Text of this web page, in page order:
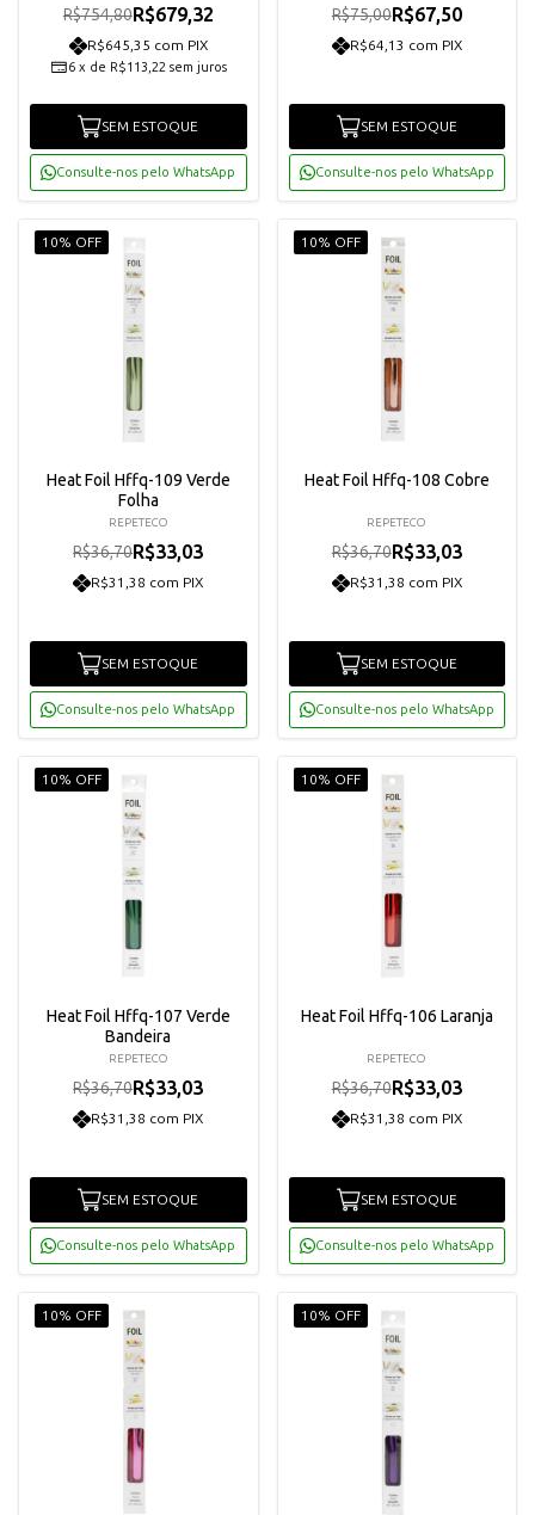
R$754,80R$679,32
R$645,35 com PIX
6 x de R$113,22 sem juros
SEM ESTOQUE
Consulte-nos pelo WhatsApp
R$75,00R$67,50
R$64,13 com PIX
SEM ESTOQUE
Consulte-nos pelo WhatsApp
10% OFF
Heat Foil Hffq-109 Verde
Folha
REPETECO
R$36,70R$33,03
R$31,38 com PIX
SEM ESTOQUE
Consulte-nos pelo WhatsApp
10% OFF
Heat Foil Hffq-108 Cobre
REPETECO
R$36,70R$33,03
R$31,38 com PIX
SEM ESTOQUE
Consulte-nos pelo WhatsApp
10% OFF
Heat Foil Hffq-107 Verde
Bandeira
REPETECO
R$36,70R$33,03
R$31,38 com PIX
SEM ESTOQUE
Consulte-nos pelo WhatsApp
10% OFF
Heat Foil Hffq-106 Laranja
REPETECO
R$36,70R$33,03
R$31,38 com PIX
SEM ESTOQUE
Consulte-nos pelo WhatsApp
10% OFF 10% OFF